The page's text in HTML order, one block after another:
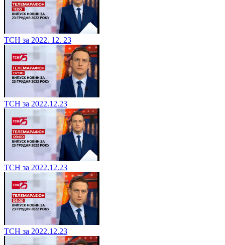
ТСН за 2022. 12. 23
ТСН за 2022.12.23
ТСН за 2022.12.23
ТСН за 2022.12.23